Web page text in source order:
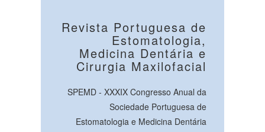
Revista Portuguesa de
Estomatologia,
Medicina Dentária e
Cirurgia Maxilofacial
SPEMD - XXXIX Congresso Anual da
Sociedade Portuguesa de
Estomatologia e Medicina Dentária